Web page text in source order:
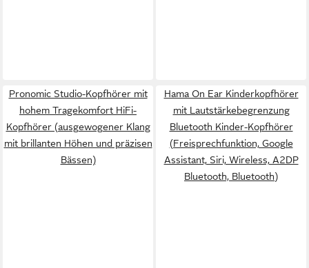
Pronomic Studio-Kopfhörer mit
hohem Tragekomfort HiFi-
Kopfhörer (ausgewogener Klang
mit brillanten Höhen und präzisen
Bässen)
Hama On Ear Kinderkopfhörer
mit Lautstärkebegrenzung
Bluetooth Kinder-Kopfhörer
(Freisprechfunktion, Google
Assistant, Siri, Wireless, A2DP
Bluetooth, Bluetooth)